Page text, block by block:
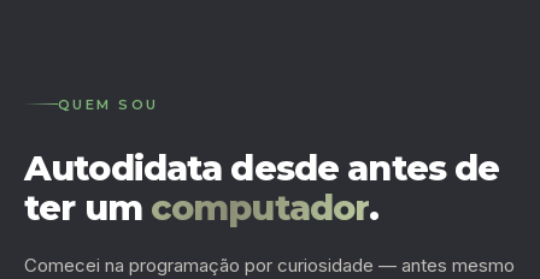
QUEM SOU
Autodidata desde antes de
ter um computador.
Comecei na programação por curiosidade — antes mesmo